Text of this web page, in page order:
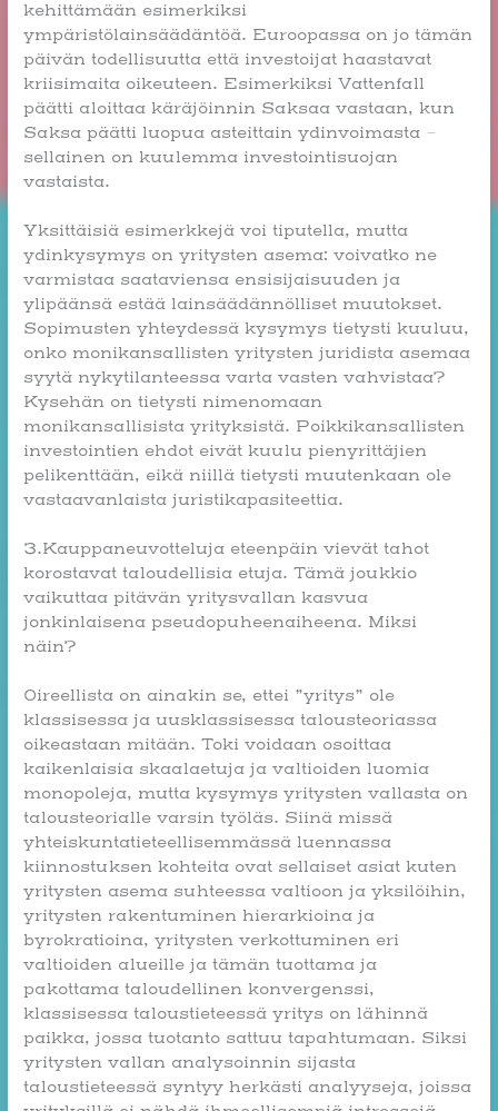
kehittämään esimerkiksi
ympäristölainsäädäntöä. Euroopassa on jo tämän
päivän todellisuutta että investoijat haastavat
kriisimaita oikeuteen. Esimerkiksi Vattenfall
päätti aloittaa käräjöinnin Saksaa vastaan, kun
Saksa päätti luopua asteittain ydinvoimasta –
sellainen on kuulemma investointisuojan
vastaista.
Yksittäisiä esimerkkejä voi tiputella, mutta
ydinkysymys on yritysten asema: voivatko ne
varmistaa saataviensa ensisijaisuuden ja
ylipäänsä estää lainsäädännölliset muutokset.
Sopimusten yhteydessä kysymys tietysti kuuluu,
onko monikansallisten yritysten juridista asemaa
syytä nykytilanteessa varta vasten vahvistaa?
Kysehän on tietysti nimenomaan
monikansallisista yrityksistä. Poikkikansallisten
investointien ehdot eivät kuulu pienyrittäjien
pelikenttään, eikä niillä tietysti muutenkaan ole
vastaavanlaista juristikapasiteettia.
3.Kauppaneuvotteluja eteenpäin vievät tahot
korostavat taloudellisia etuja. Tämä joukkio
vaikuttaa pitävän yritysvallan kasvua
jonkinlaisena pseudopuheenaiheena. Miksi
näin?
Oireellista on ainakin se, ettei ”yritys” ole
klassisessa ja uusklassisessa talousteoriassa
oikeastaan mitään. Toki voidaan osoittaa
kaikenlaisia skaalaetuja ja valtioiden luomia
monopoleja, mutta kysymys yritysten vallasta on
talousteorialle varsin työläs. Siinä missä
yhteiskuntatieteellisemmässä luennassa
kiinnostuksen kohteita ovat sellaiset asiat kuten
yritysten asema suhteessa valtioon ja yksilöihin,
yritysten rakentuminen hierarkioina ja
byrokratioina, yritysten verkottuminen eri
valtioiden alueille ja tämän tuottama ja
pakottama taloudellinen konvergenssi,
klassisessa taloustieteessä yritys on lähinnä
paikka, jossa tuotanto sattuu tapahtumaan. Siksi
yritysten vallan analysoinnin sijasta
taloustieteessä syntyy herkästi analyyseja, joissa